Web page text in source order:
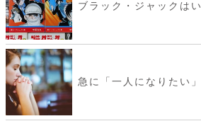
ブラック・ジャックは
急に「一人になりたい